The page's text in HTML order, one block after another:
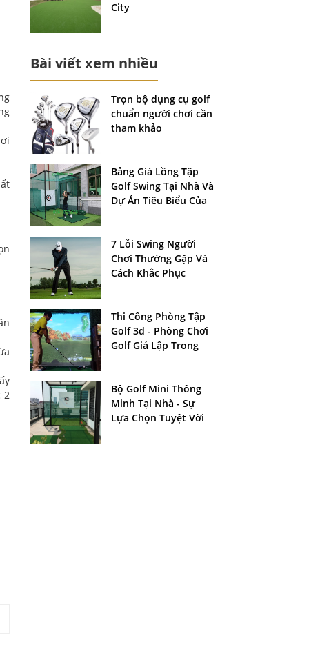
2
City
Bài viết xem nhiều
Trọn bộ dụng cụ golf
chuẩn người chơi cần
tham khảo
Bảng Giá Lồng Tập
Golf Swing Tại Nhà Và
Dự Án Tiêu Biểu Của
7 Lỗi Swing Người
Chơi Thường Gặp Và
Cách Khắc Phục
Thi Công Phòng Tập
Golf 3d - Phòng Chơi
Golf Giả Lập Trong
Bộ Golf Mini Thông
Minh Tại Nhà - Sự
Lựa Chọn Tuyệt Vời